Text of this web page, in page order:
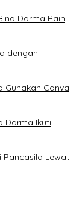
Darma Raih
dengan
Gunakan Canva
Darma Ikuti
Pancasila Lewat